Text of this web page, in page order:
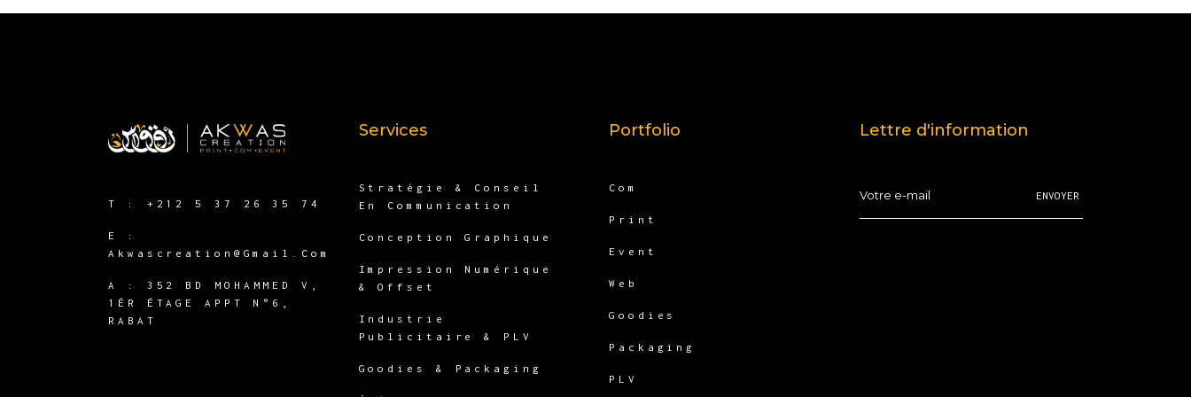
T : +212 5 37 26 35 74
E :
Akwascreation@gmail.com
A :
352 BD MOHAMMED V,
1ÉR ÉTAGE APPT N°6,
RABAT
Services
Stratégie & Conseil
En Communication
Conception Graphique
Impression Numérique
& Offset
Industrie
Publicitaire & PLV
Goodies & Packaging
Portfolio
Com
Print
Event
Web
Goodies
Packaging
PLV
Lettre d'information
ENVOYER